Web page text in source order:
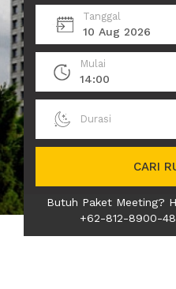
Tanggal
10 Aug 2026
Mulai
14:00
Durasi
CARI
Butuh Paket Meeting?
+62-812-8900-